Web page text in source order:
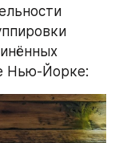
Нью-Йорке: